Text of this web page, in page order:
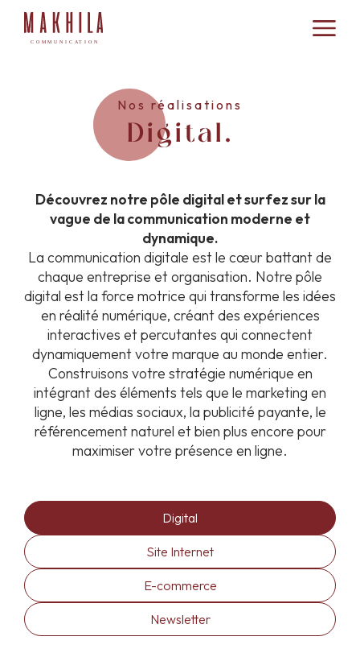
Nos réalisations
Digital.
Découvrez notre pôle digital et surfez sur la
vague de la communication moderne et
dynamique.
La communication digitale est le cœur battant de
chaque entreprise et organisation. Notre pôle
digital est la force motrice qui transforme les idées
en réalité numérique, créant des expériences
interactives et percutantes qui connectent
dynamiquement votre marque au monde entier.
Construisons votre stratégie numérique en
intégrant des éléments tels que le marketing en
ligne, les médias sociaux, la publicité payante, le
référencement naturel et bien plus encore pour
maximiser votre présence en ligne.
Digital
Site Internet
E-commerce
Newsletter